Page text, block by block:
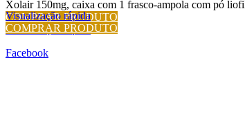
Xolair 150mg, caixa com 1 frasco-ampola com pó
COMPRAR PRODUTO
Visualização rápida
Visualização rápida
COMPRAR PRODUTO
Facebook